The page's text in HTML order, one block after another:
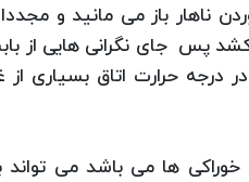
ناهار باز می مانید و
پس جای نگرانی هایی از
درجه حرارت اتاق بسیاری
ها می باشد می